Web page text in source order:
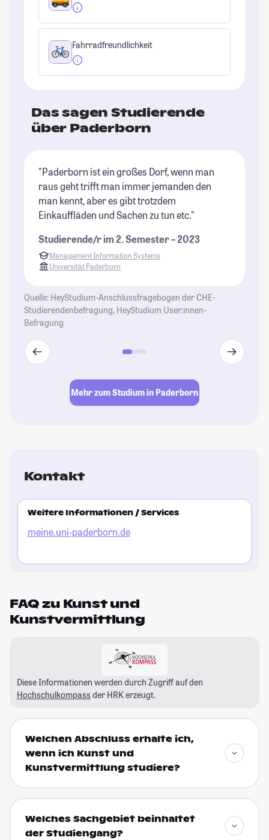
Fahrradfreundlichkeit
Das sagen Studierende
über Paderborn
"Paderborn ist ein großes Dorf, wenn man
raus geht trifft man immer jemanden den
man kennt, aber es gibt trotzdem
Einkauffläden und Sachen zu tun etc."
Studierende/r im 2. Semester – 2023
Management Information Systems
Universität Paderborn
Quelle: HeyStudium-Anschlussfragebogen der CHE-
Studierendenbefragung, HeyStudium User:innen-
Befragung
Mehr zum Studium in Paderborn
Kontakt
Weitere Informationen / Services
meine.uni-paderborn.de
FAQ zu Kunst und
Kunstvermittlung
Diese Informationen werden durch Zugriff auf den
Hochschulkompass der HRK erzeugt.
Welchen Abschluss erhalte ich,
wenn ich Kunst und
Kunstvermittlung studiere?
Welches Sachgebiet beinhaltet
der Studiengang?